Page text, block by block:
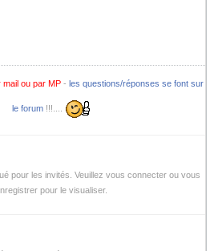
mail ou par MP- les questions/réponses se font sur
le forum!!!....
pour les invités. Veuillez vous connecter ou vous
pour le visualiser.